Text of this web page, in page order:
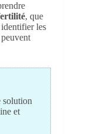
, que
les
solution
et